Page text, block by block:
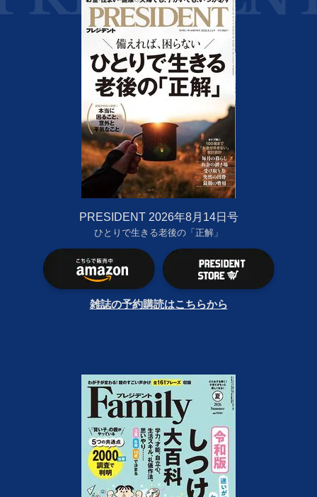
PRESIDENT 2026年8月14日号
ひとりで生きる老後の「正解」
雑誌の予約購読はこちらから